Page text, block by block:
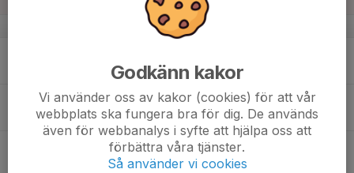
v.34
Godkänn kakor
Vi använder oss av kakor (cookies) för att vår
webbplats ska fungera bra för dig. De används
även för webbanalys i syfte att hjälpa oss att
förbättra våra tjänster.
Så använder vi cookies